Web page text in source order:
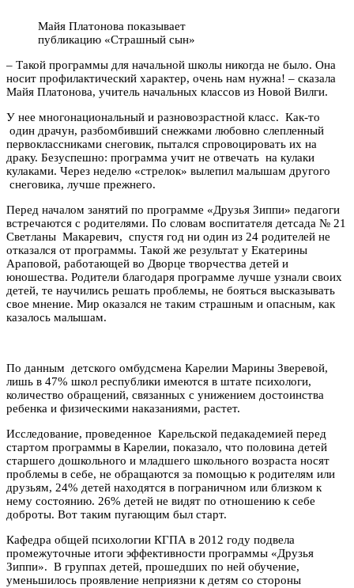
Майя Платонова показывает
публикацию «Страшный сын»
– Такой программы для начальной школы никогда не было. Она
носит профилактический характер, очень нам нужна! – сказала
Майя Платонова, учитель начальных классов из Новой Вилги.
У нее многонациональный и разновозрастной класс. Как-то
один драчун, разбомбивший снежками любовно слепленный
первоклассниками снеговик, пытался спровоцировать их на
драку. Безуспешно: программа учит не отвечать на кулаки
кулаками. Через неделю «стрелок» вылепил малышам другого
снеговика, лучше прежнего.
Перед началом занятий по программе «Друзья Зиппи» педагоги
встречаются с родителями. По словам воспитателя детсада № 21
Светланы Макаревич, спустя год ни один из 24 родителей не
отказался от программы. Такой же результат у Екатерины
Араповой, работающей во Дворце творчества детей и
юношества. Родители благодаря программе лучше узнали своих
детей, те научились решать проблемы, не бояться высказывать
свое мнение. Мир оказался не таким страшным и опасным, как
казалось малышам.
По данным детского омбудсмена Карелии Марины Зверевой,
лишь в 47% школ республики имеются в штате психологи,
количество обращений, связанных с унижением достоинства
ребенка и физическими наказаниями, растет.
Исследование, проведенное Карельской педакадемией перед
стартом программы в Карелии, показало, что половина детей
старшего дошкольного и младшего школьного возраста носят
проблемы в себе, не обращаются за помощью к родителям или
друзьям, 24% детей находятся в пограничном или близком к
нему состоянию. 26% детей не видят по отношению к себе
доброты. Вот таким пугающим был старт.
Кафедра общей психологии КГПА в 2012 году подвела
промежуточные итоги эффективности программы «Друзья
Зиппи». В группах детей, прошедших по ней обучение,
уменьшилось проявление неприязни к детям со стороны